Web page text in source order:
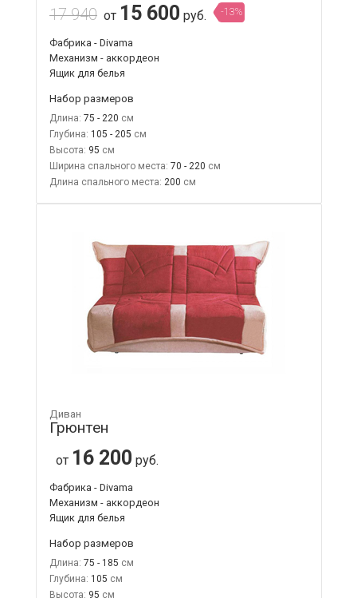
17 940 от 15 600 руб. -13%
Фабрика - Divama
Механизм - аккордеон
Ящик для белья
Набор размеров
Длина: 75 - 220
Глубина: 105 - 205
Высота: 95
Ширина спального места: 70 - 220
Длина спального места: 200
Диван
Грюнтен
от 16 200 руб.
Фабрика - Divama
Механизм - аккордеон
Ящик для белья
Набор размеров
Длина: 75 - 185
Глубина: 105
Высота: 95